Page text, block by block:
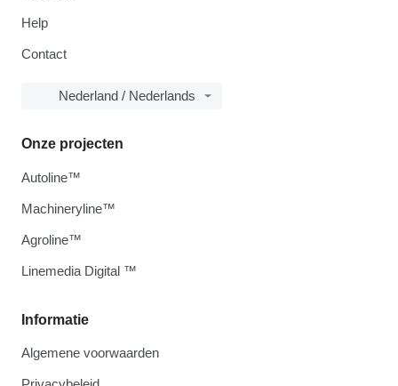
Help
Contact
Nederland / Nederlands
Informatie
Algemene voorwaarden
Onze projecten
Autoline™
Machineryline™
Agroline™
Linemedia Digital ™